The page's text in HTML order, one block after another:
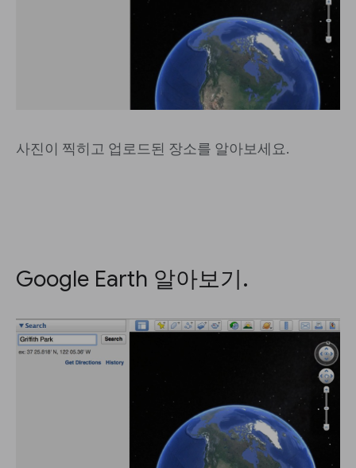
사진이 찍히고 업로드된 장소를 알아보세요.
Google Earth 알아보기.